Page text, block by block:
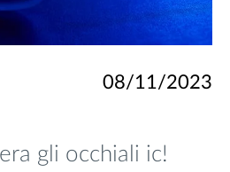
08/11/2023
gli occhiali ic!